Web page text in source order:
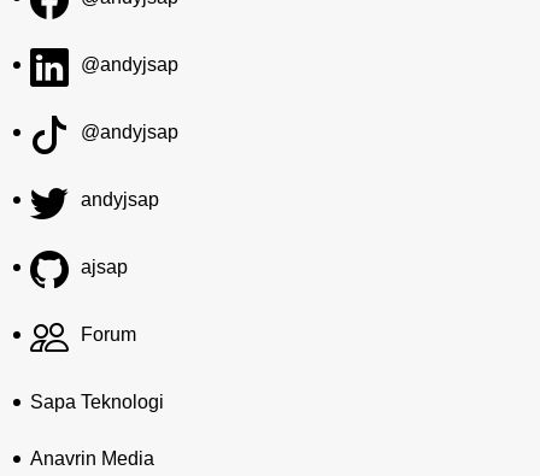
@andyjsap
@andyjsap
andyjsap
ajsap
Forum
Sapa Teknologi
Anavrin Media